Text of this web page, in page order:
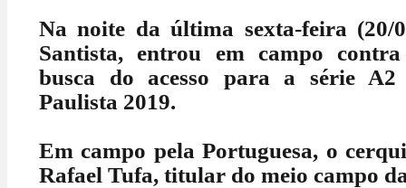
Na noite da última sexta-feira (20/
Santista, entrou em campo
busca do acesso para a série A2
Paulista 2019.
Em campo pela Portuguesa, o
Rafael Tufa, titular do meio campo